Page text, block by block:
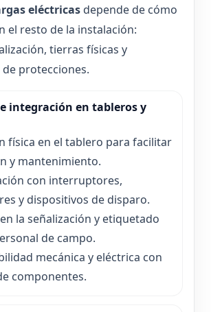
eléctricas depende de cómo
el resto de la instalación:
tierras físicas y
protecciones.
integración en tableros y
física en el tablero para facilitar
y mantenimiento.
con interruptores,
y dispositivos de disparo.
la señalización y etiquetado
de campo.
mecánica y eléctrica con
componentes.